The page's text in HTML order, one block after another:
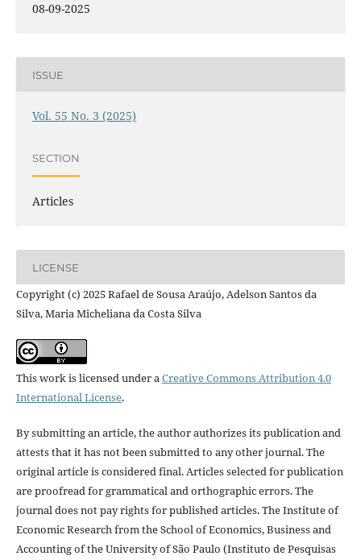
08-09-2025
ISSUE
Vol. 55 No. 3 (2025)
SECTION
Articles
LICENSE
Copyright (c) 2025 Rafael de Sousa Araújo, Adelson Santos da
Silva, Maria Micheliana da Costa Silva
This work is licensed under aCreative Commons Attribution 4.0
International License.
By submitting an article, the author authorizes its publication and
attests that it has not been submitted to any other journal. The
original article is considered final. Articles selected for publication
are proofread for grammatical and orthographic errors. The
journal does not pay rights for published articles. The Institute of
Economic Research from the School of Economics, Business and
Accounting of the University of São Paulo (Instituto de Pesquisas